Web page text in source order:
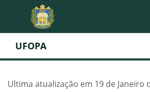
UFOPA
Ultima atualização em 19 de Janeiro